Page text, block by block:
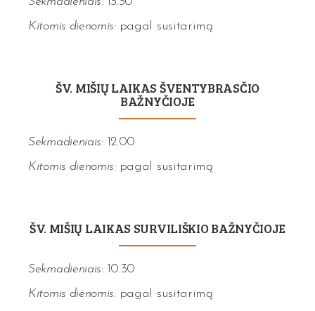
Kitomis dienomis: pagal susitarimą
ŠV. MIŠIŲ LAIKAS ŠVENTYBRASČIO
BAŽNYČIOJE
Sekmadieniais: 12.00
Kitomis dienomis: pagal susitarimą
ŠV. MIŠIŲ LAIKAS SURVILIŠKIO BAŽNYČIOJE
Sekmadieniais: 10.30
Kitomis dienomis: pagal susitarimą